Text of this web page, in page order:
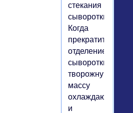
стекания
сыворотки.
Когда
прекратится
отделение
сыворотки,
творожную
массу
охлаждают
и